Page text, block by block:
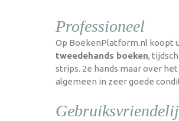
Professioneel
Op BoekenPlatform.nl koopt u
tweedehands boeken,
strips. 2e hands maar over het
algemeen in zeer goede